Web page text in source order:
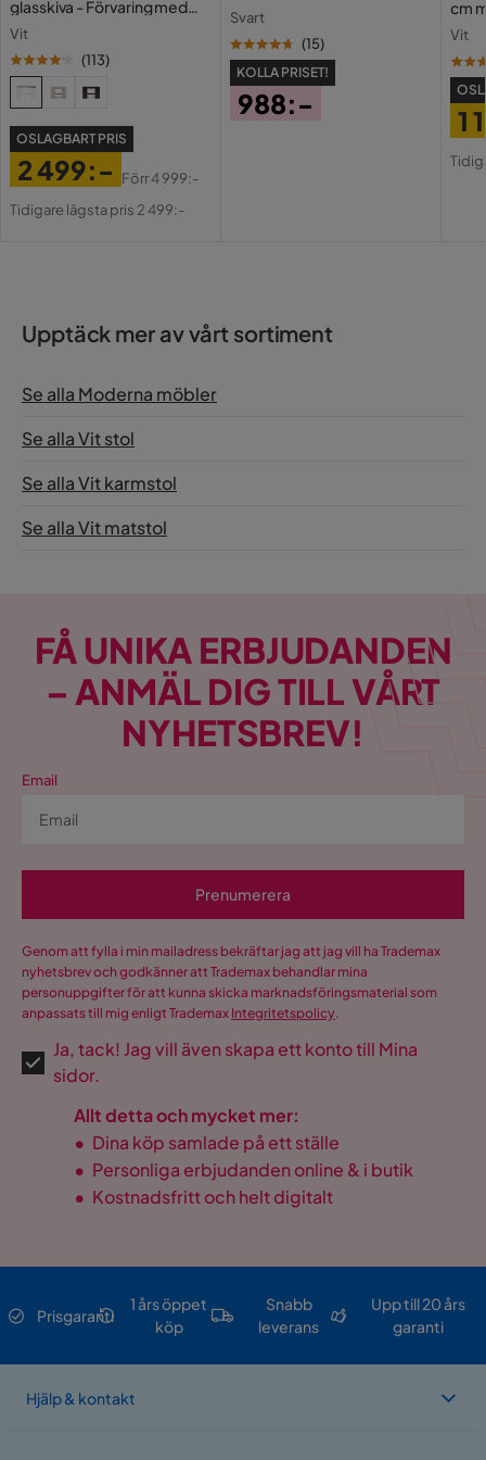
glasskiva - Förvaring med
Vit
(113)
OSLAGBART PRIS
Pris
2 499:-
Original
Förr4 999:-
Tidigare lägsta pris 2 499:-
Svart
(15)
KOLLA PRISET!
988:-
cm
Vit
1
Upptäck mer av vårt sortiment
Se alla Moderna möbler
Se alla Vit stol
Se alla Vit karmstol
Se alla Vit matstol
FÅ UNIKA ERBJUDANDEN
– ANMÄL DIG TILL VÅRT
NYHETSBREV!
Email
Prenumerera
Genom att fylla i min mailadress bekräftar jag att jag vill ha Trademax
nyhetsbrev och godkänner att Trademax behandlar mina
personuppgifter för att kunna skicka marknadsföringsmaterial som
anpassats till mig enligt Trademax Integritetspolicy.
Ja, tack! Jag vill även skapa ett konto till Mina
sidor.
Allt detta och mycket mer:
• Dina köp samlade på ett ställe
• Personliga erbjudanden online & i butik
• Kostnadsfritt och helt digitalt
Prisgaranti
1 års öppet
köp
Snabb
leverans
Upp till 20 års
garanti
Hjälp & kontakt